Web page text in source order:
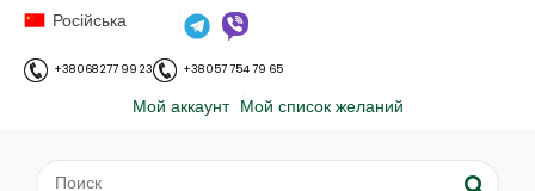
Російська
+38 068 277 99 23 +38 057 754 79 65
Мой аккаунт Мой список желаний